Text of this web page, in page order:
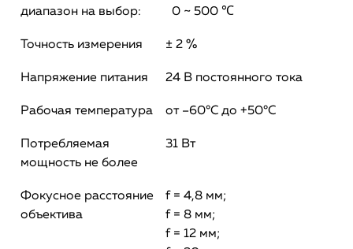
диапазон на выбор:
0 ~ 500 ℃
Точность измерения ± 2 %
Напряжение питания 24 В постоянного тока
Рабочая температура от –60°C до +50°C
Потребляемая
мощность не более
31 Вт
Фокусное расстояние
объектива
f = 4,8 мм;
f = 8 мм;
f = 12 мм;